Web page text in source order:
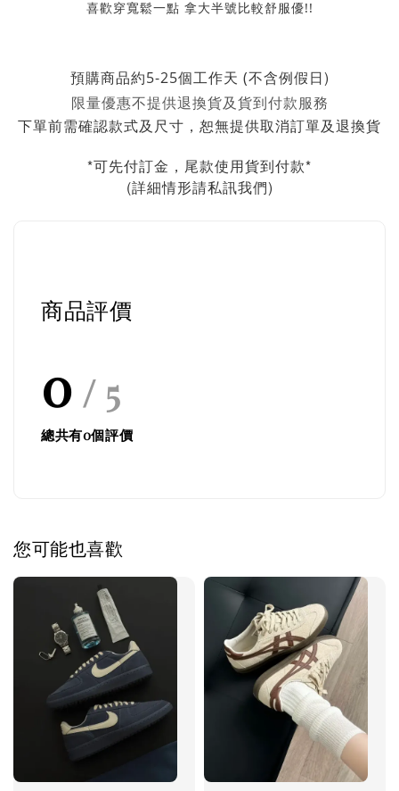
喜歡穿寬鬆一點 拿大半號比較舒服優!!
預購商品約5-25個工作天 (不含例假日)
限量優惠不提供退換貨及貨到付款服務
下單前需確認款式及尺寸，恕無提供取消訂單及退換貨
*可先付訂金，尾款使用貨到付款*
(詳細情形請私訊我們)
商品評價
0 / 5
總共有0個評價
您可能也喜歡